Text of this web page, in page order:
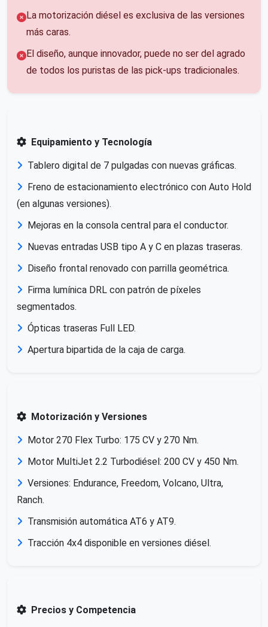
La motorización diésel es exclusiva de las versiones
más caras.
El diseño, aunque innovador, puede no ser del agrado
de todos los puristas de las pick-ups tradicionales.
Equipamiento y Tecnología
Tablero digital de 7 pulgadas con nuevas gráficas.
Freno de estacionamiento electrónico con Auto Hold
(en algunas versiones).
Mejoras en la consola central para el conductor.
Nuevas entradas USB tipo A y C en plazas traseras.
Diseño frontal renovado con parrilla geométrica.
Firma lumínica DRL con patrón de píxeles
segmentados.
Ópticas traseras Full LED.
Apertura bipartida de la caja de carga.
Motorización y Versiones
Motor 270 Flex Turbo: 175 CV y 270 Nm.
Motor MultiJet 2.2 Turbodiésel: 200 CV y 450 Nm.
Versiones: Endurance, Freedom, Volcano, Ultra,
Ranch.
Transmisión automática AT6 y AT9.
Tracción 4x4 disponible en versiones diésel.
Precios y Competencia